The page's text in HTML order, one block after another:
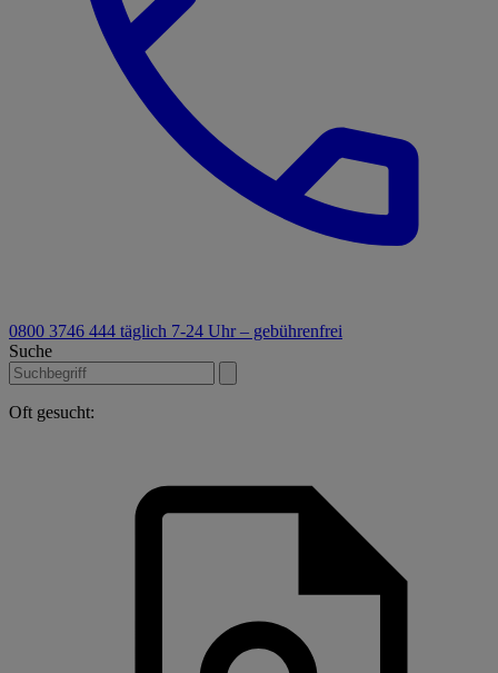
0800 3746 444 täglich 7-24 Uhr – gebührenfrei
Suche
Oft gesucht: